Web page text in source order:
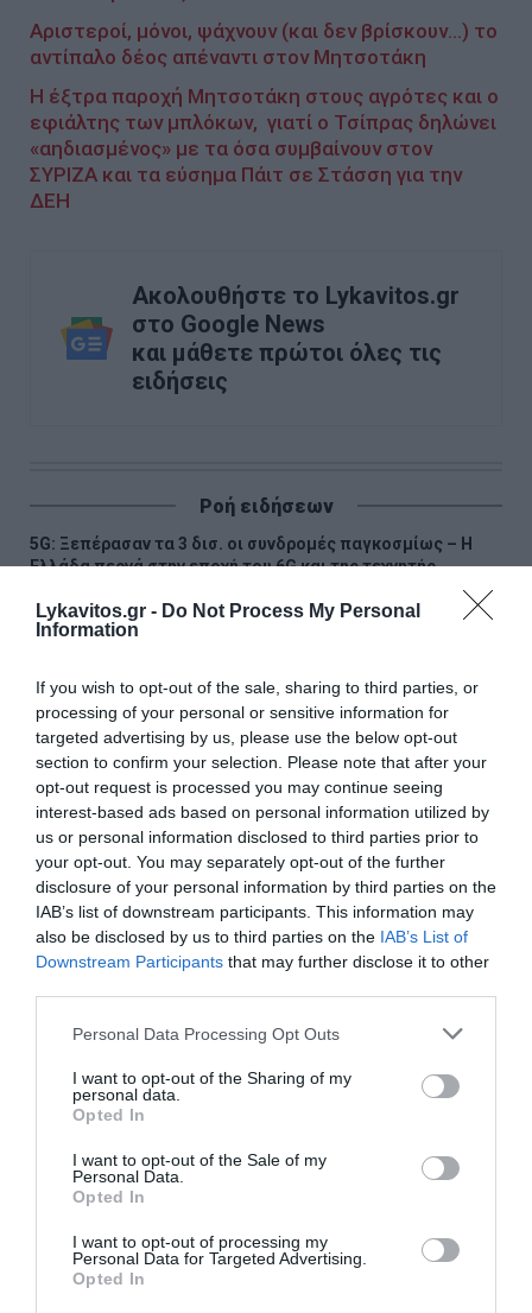
Lykavitos.gr - Do Not Process My Personal
Information
If you wish to opt-out of the sale, sharing to third parties, or
processing of your personal or sensitive information for
targeted advertising by us, please use the below opt-out
section to confirm your selection. Please note that after your
opt-out request is processed you may continue seeing
interest-based ads based on personal information utilized by
us or personal information disclosed to third parties prior to
your opt-out. You may separately opt-out of the further
disclosure of your personal information by third parties on the
IAB’s list of downstream participants. This information may
also be disclosed by us to third parties on the IAB’s List of
Downstream Participants that may further disclose it to other
Please note that this website/app uses one or more Google
not limited to your visit or usage behaviour. You may click to
grant or deny consent to Google and its third-party tags to
use your data for below specified purposes in below Google
consent section.
Personal Data Processing Opt Outs
I want to opt-out of the Sharing of my
personal data.
Opted In
I want to opt-out of the Sale of my
Personal Data.
Opted In
I want to opt-out of processing my
Personal Data for Targeted Advertising.
Opted In
Αριστεροί, μόνοι, ψάχνουν (και δεν βρίσκουν...) το
αντίπαλο δέος απέναντι στον Μητσοτάκη
Η έξτρα παροχή Μητσοτάκη στους αγρότες και ο
εφιάλτης των μπλόκων, γιατί ο Τσίπρας δηλώνει
«αηδιασμένος» με τα όσα συμβαίνουν στον
ΣΥΡΙΖΑ και τα εύσημα Πάιτ σε Στάσση για την
ΔΕΗ
Ακολουθήστε το Lykavitos.gr
στο Google News
και μάθετε πρώτοι όλες τις
ειδήσεις
Ροή ειδήσεων
5G: Ξεπέρασαν τα 3 δισ. οι συνδρομές παγκοσμίως – Η
Ελλάδα περνά στην εποχή του 6G και της τεχνητής
Νέο χωροταξικό για τον τουρισμό: Νέοι κανόνες για
«Τουρισμός για Όλους 2026-2027»: Συνεχίζονται οι
αιτήσεις – Ποιοι υποβάλλουν σήμερα
Πόρτο Γερμενό: Σε εξέλιξη οι εργασίες αποκατάστασης
μετά την καταστροφική πυρκαγιά – Αυτοψίες για τις
ζημιές
Υπόθεση Marfin: Την Τρίτη η απολογία της 46χρονης –
«Δεν υπάρχει ταυτοποίηση», υποστηρίζει ο συνήγορός
της
Πρόοδος στις συνομιλίες Ιράν και Ομάν
αγαθά – Πάνω από 900 προϊόντα με μειώσεις τιμών στα
σούπερ μάρκετ
Μποτσουάνα: Ιπποπόταμος καταδίωξε τουριστικό
σκάφος – Το βίντεο που προκαλεί σοκ